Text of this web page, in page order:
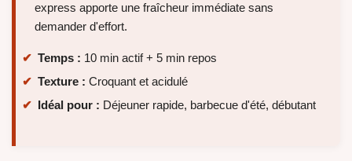
express apporte une fraîcheur immédiate sans
demander d'effort.
Temps : 10 min actif + 5 min repos
Texture : Croquant et acidulé
Idéal pour : Déjeuner rapide, barbecue d'été, débutant